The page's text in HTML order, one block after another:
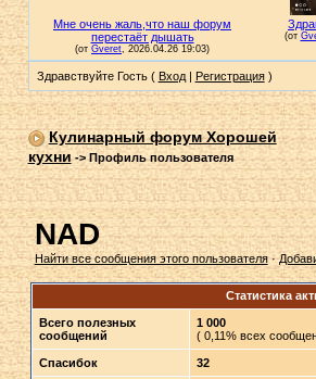
Здравствуйте Гость ( Вход| Регистрация)
Кулинарный форум Хорошей
кухни->Профиль пользователя
NAD
Найти все сообщения этого пользователя·
Статистика
Всего полезных
сообщений
1 000
( 0,11% всех
Спасибок 32